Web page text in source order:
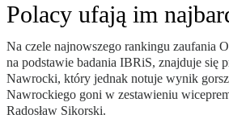
Polacy ufają im
Na czele najnowszego rankingu zaufania
na podstawie badania IBRiS, znajduje się
Nawrocki, który jednak notuje wynik
Nawrockiego goni w zestawieniu
Radosław Sikorski.